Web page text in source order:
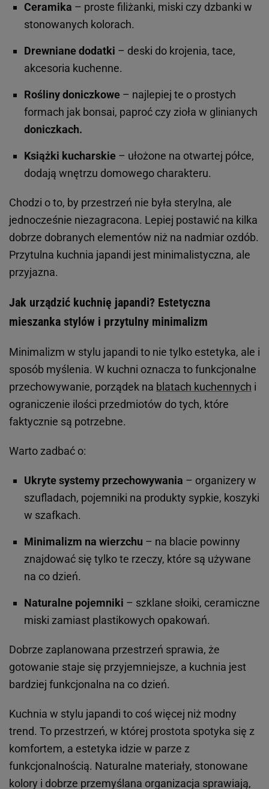
Ceramika – proste filiżanki, miski czy dzbanki w
stonowanych kolorach.
Drewniane dodatki – deski do krojenia, tace,
akcesoria kuchenne.
Rośliny doniczkowe – najlepiej te o prostych
formach jak bonsai, paproć czy zioła w glinianych
doniczkach.
Książki kucharskie – ułożone na otwartej półce,
dodają wnętrzu domowego charakteru.
Chodzi o to, by przestrzeń nie była sterylna, ale
jednocześnie niezagracona. Lepiej postawić na kilka
dobrze dobranych elementów niż na nadmiar ozdób.
Przytulna kuchnia japandi jest minimalistyczna, ale
przyjazna.
Jak urządzić kuchnię japandi? Estetyczna
mieszanka stylów i przytulny minimalizm
Minimalizm w stylu japandi to nie tylko estetyka, ale i
sposób myślenia. W kuchni oznacza to funkcjonalne
przechowywanie, porządek na blatach kuchennych i
ograniczenie ilości przedmiotów do tych, które
faktycznie są potrzebne.
Warto zadbać o:
Ukryte systemy przechowywania – organizery w
szufladach, pojemniki na produkty sypkie, koszyki
w szafkach.
Minimalizm na wierzchu – na blacie powinny
znajdować się tylko te rzeczy, które są używane
na co dzień.
Naturalne pojemniki – szklane słoiki, ceramiczne
miski zamiast plastikowych opakowań.
Dobrze zaplanowana przestrzeń sprawia, że
gotowanie staje się przyjemniejsze, a kuchnia jest
bardziej funkcjonalna na co dzień.
Kuchnia w stylu japandi to coś więcej niż modny
trend. To przestrzeń, w której prostota spotyka się z
komfortem, a estetyka idzie w parze z
funkcjonalnością. Naturalne materiały, stonowane
kolory i dobrze przemyślana organizacja sprawiają,